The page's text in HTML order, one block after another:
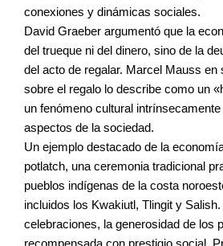
conexiones y dinámicas sociales.
David Graeber argumentó que la
del trueque ni del dinero, sino de la
del acto de regalar. Marcel Mauss en
sobre el regalo lo describe como un
un fenómeno cultural
aspectos de la sociedad.
Un ejemplo destacado de la
potlatch, una ceremonia tradicional
pueblos indígenas de la costa
incluidos los Kwakiutl, Tlingit y
celebraciones, la generosidad de los
recompensada con prestigio social.